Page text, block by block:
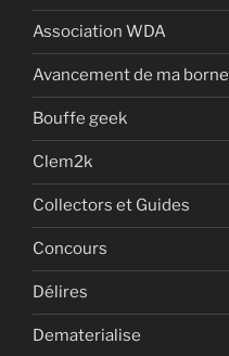
Association WDA
Avancement de ma borne
Bouffe geek
Clem2k
Collectors et Guides
Concours
Délires
Dematerialise